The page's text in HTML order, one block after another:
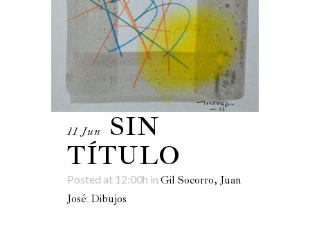
11 Jun
SIN
TÍTULO
Posted at 12:00h in Gil Socorro, Juan
José, Dibujos